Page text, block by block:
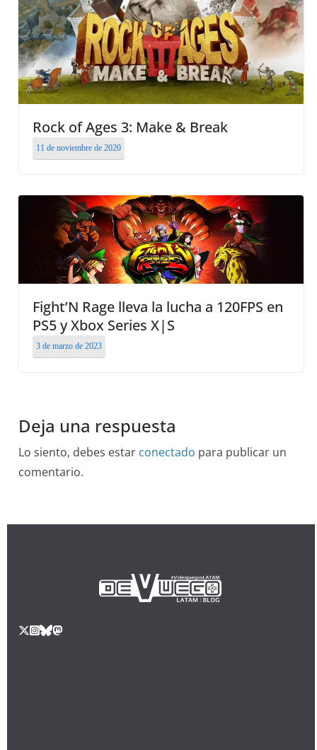
Rock of Ages 3: Make & Break
11 de noviembre de 2020
Fight’N Rage lleva la lucha a 120FPS en
PS5 y Xbox Series X|S
3 de marzo de 2023
Deja una respuesta
Lo siento, debes estar conectado para publicar un
comentario.